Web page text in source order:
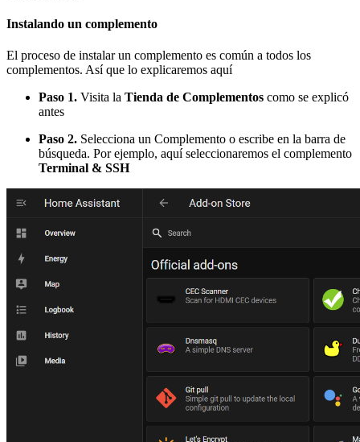
Instalando un complemento
El proceso de instalar un complemento es común a todos los
complementos. Así que lo explicaremos aquí
Paso 1. Visita la Tienda de Complementos como se explicó
antes
Paso 2. Selecciona un Complemento o escribe en la barra de
búsqueda. Por ejemplo, aquí seleccionaremos el complemento
Terminal & SSH